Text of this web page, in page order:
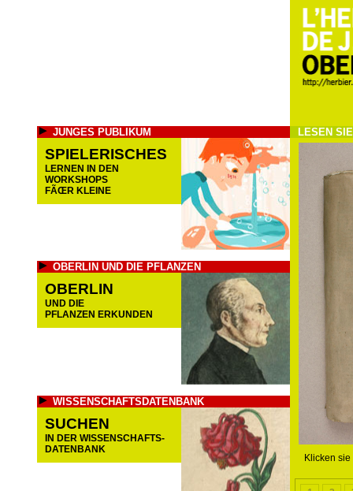
JUNGES PUBLIKUM
SPIELERISCHES
LERNEN IN DEN
WORKSHOPS
FÃŒR KLEINE
OBERLIN UND DIE PFLANZEN
OBERLIN
UND DIE
PFLANZEN ERKUNDEN
WISSENSCHAFTSDATENBANK
SUCHEN
IN DER WISSENSCHAFTS-
DATENBANK
LESEN
Klicken